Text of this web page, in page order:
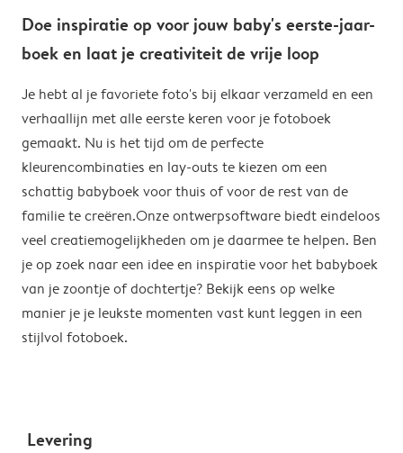
Doe inspiratie op voor jouw baby's eerste-jaar-
boek en laat je creativiteit de vrije loop
Je hebt al je favoriete foto's bij elkaar verzameld en een
verhaallijn met alle eerste keren voor je fotoboek
gemaakt. Nu is het tijd om de perfecte
kleurencombinaties en lay-outs te kiezen om een
schattig babyboek voor thuis of voor de rest van de
familie te creëren.Onze ontwerpsoftware biedt eindeloos
veel creatiemogelijkheden om je daarmee te helpen. Ben
je op zoek naar een idee en inspiratie voor het babyboek
van je zoontje of dochtertje? Bekijk eens op welke
manier je je leukste momenten vast kunt leggen in een
stijlvol fotoboek.
Levering